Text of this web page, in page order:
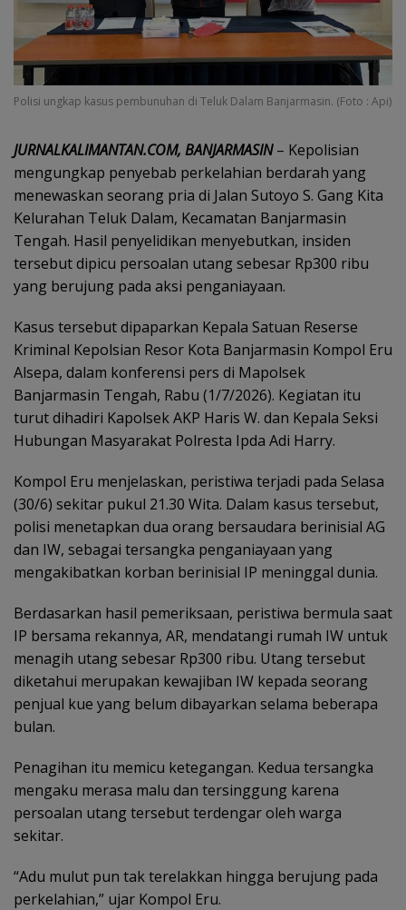
Polisi ungkap kasus pembunuhan di Teluk Dalam Banjarmasin. (Foto : Api)
JURNALKALIMANTAN.COM, BANJARMASIN– Kepolisian
mengungkap penyebab perkelahian berdarah yang
menewaskan seorang pria di Jalan Sutoyo S. Gang Kita
Kelurahan Teluk Dalam, Kecamatan Banjarmasin
Tengah. Hasil penyelidikan menyebutkan, insiden
tersebut dipicu persoalan utang sebesar Rp300 ribu
yang berujung pada aksi penganiayaan.
Kasus tersebut dipaparkan Kepala Satuan Reserse
Kriminal Kepolsian Resor Kota Banjarmasin Kompol Eru
Alsepa, dalam konferensi pers di Mapolsek
Banjarmasin Tengah, Rabu (1/7/2026). Kegiatan itu
turut dihadiri Kapolsek AKP Haris W. dan Kepala Seksi
Hubungan Masyarakat Polresta Ipda Adi Harry.
Kompol Eru menjelaskan, peristiwa terjadi pada Selasa
(30/6) sekitar pukul 21.30 Wita. Dalam kasus tersebut,
polisi menetapkan dua orang bersaudara berinisial AG
dan IW, sebagai tersangka penganiayaan yang
mengakibatkan korban berinisial IP meninggal dunia.
Berdasarkan hasil pemeriksaan, peristiwa bermula saat
IP bersama rekannya, AR, mendatangi rumah IW untuk
menagih utang sebesar Rp300 ribu. Utang tersebut
diketahui merupakan kewajiban IW kepada seorang
penjual kue yang belum dibayarkan selama beberapa
bulan.
Penagihan itu memicu ketegangan. Kedua tersangka
mengaku merasa malu dan tersinggung karena
persoalan utang tersebut terdengar oleh warga
sekitar.
“Adu mulut pun tak terelakkan hingga berujung pada
perkelahian,” ujar Kompol Eru.